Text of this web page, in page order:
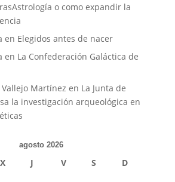
o como expandir la
en Elegidos antes de nacer
en La Confederación Galáctica de
Martínez en La Junta de
la investigación arqueológica en
agosto 2026
X J V S D